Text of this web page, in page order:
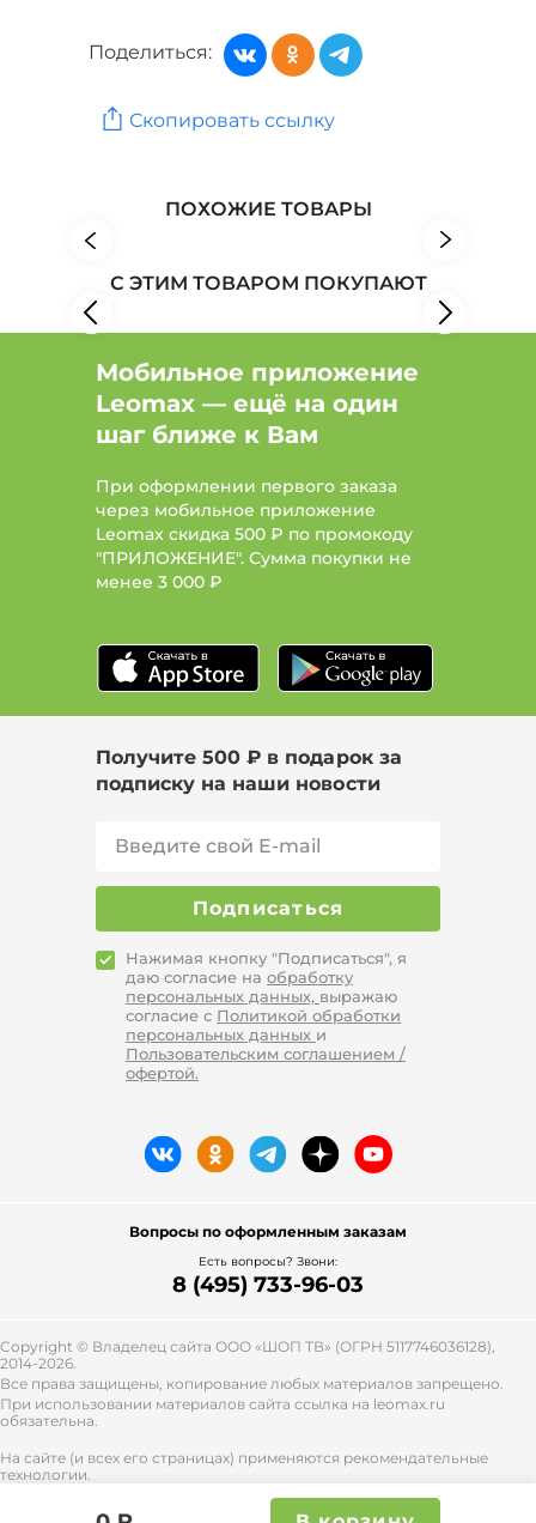
Туфли, босоножки, сандалии: Цвет Бежевый,
Размер 38
Туфли, босоножки, сандалии: Цвет Черный,
Размер 36
Поделиться:
Скопировать ссылку
ПОХОЖИЕ ТОВАРЫ
С ЭТИМ ТОВАРОМ ПОКУПАЮТ
Мобильное приложение
Leomax — ещё на один
шаг ближе к Вам
При оформлении первого заказа
через мобильное приложение
Leomax скидка 500 ₽ по промокоду
"ПРИЛОЖЕНИЕ". Сумма покупки не
менее 3 000 ₽
Получите 500 ₽ в подарок за
подписку на наши новости
Подписаться
Нажимая кнопку "Подписаться", я
даю согласие на обработку
персональных данных, выражаю
согласие с Политикой обработки
персональных данных и
Пользовательским соглашением /
офертой.
Вопросы по оформленным заказам
Есть вопросы? Звони:
8 (495) 733-96-03
Copyright © Владелец сайта ООО «ШОП ТВ» (ОГРН 5117746036128),
2014-2026.
Все права защищены, копирование любых материалов запрещено.
При использовании материалов сайта ссылка на leomax.ru
обязательна.
На сайте (и всех его страницах) применяются рекомендательные
технологии.